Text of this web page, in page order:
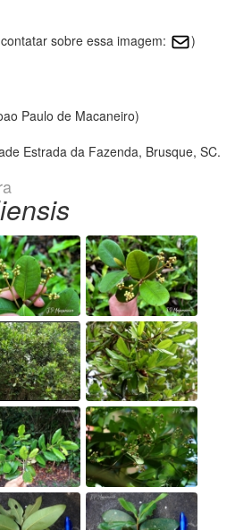
sobre essa imagem:
)
Paulo de Macaneiro)
Estrada da Fazenda, Brusque, SC.